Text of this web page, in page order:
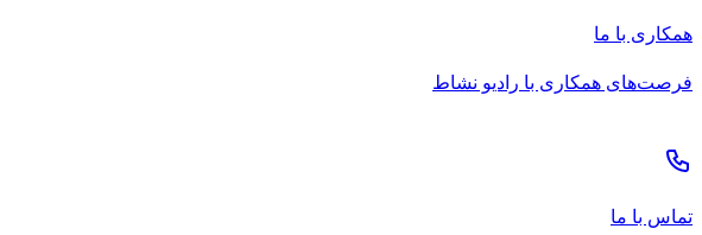
همکاری با ما
فرصت‌های همکاری با رادیو نشاط
تماس با ما